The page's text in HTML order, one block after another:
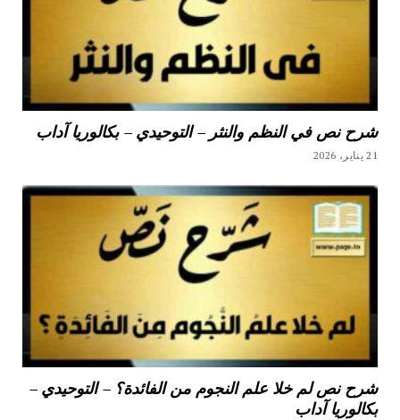
شرح نص في النظم والنثر – التوحيدي – بكالوريا آداب
21 يناير، 2026
شرح نص لم خلا علم النجوم من الفائدة؟ – التوحيدي –
بكالوريا آداب